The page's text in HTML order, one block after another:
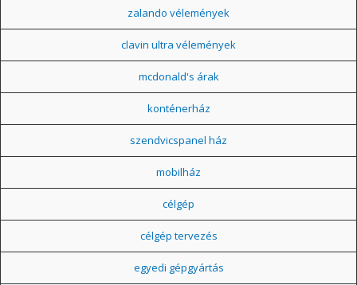
zalando vélemények
clavin ultra vélemények
mcdonald's árak
konténerház
szendvicspanel ház
mobilház
célgép
célgép tervezés
egyedi gépgyártás